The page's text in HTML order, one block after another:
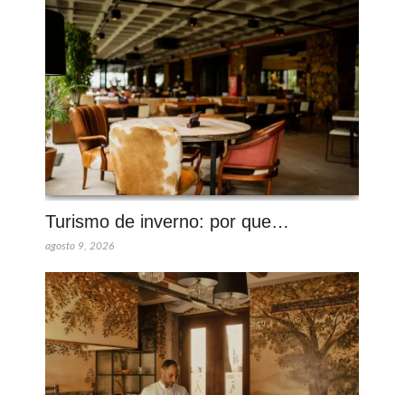
Turismo de inverno: por que…
agosto 9, 2026